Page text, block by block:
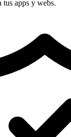
tus apps y webs.